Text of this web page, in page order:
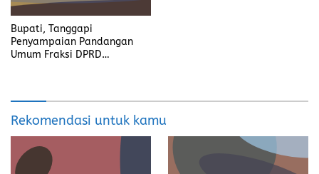
Bupati, Tanggapi
Penyampaian Pandangan
Umum Fraksi DPRD
Rekomendasi untuk kamu